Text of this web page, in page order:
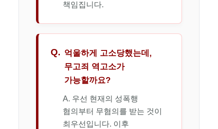
책임집니다.
Q. 억울하게 고소당했는데,
무고죄 역고소가
가능할까요?
A. 우선 현재의 성폭행
혐의부터 무혐의를 받는 것이
최우선입니다. 이후